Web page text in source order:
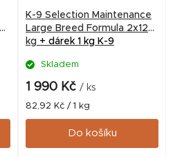
K-9 Selection Maintenance
Large Breed Formula 2x12
kg + dárek 1 kg K-9
Průměrné
hodnocení
produktu
je
5,0
5
Skladem
1 990 Kč / ks
Měrná
cena:
82,92 Kč / 1 kg
Do košíku